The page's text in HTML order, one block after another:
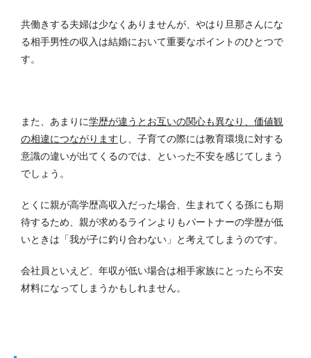
共働きする夫婦は少なくありませんが、やはり旦那さんにな
る相手男性の収入は結婚において重要なポイントのひとつで
す。
また、あまりに学歴が違うとお互いの関心も異なり、価値観
の相違につながります し、子育ての際には教育環境に対する
意識の違いが出てくるのでは、といった不安を感じてしまう
でしょう。
とくに親が高学歴高収入だった場合、生まれてくる孫にも期
待するため、親が求めるラインよりもパートナーの学歴が低
いときは「我が子に釣り合わない」と考えてしまうのです。
会社員といえど、年収が低い場合は相手家族にとったら不安
材料になってしまうかもしれません。